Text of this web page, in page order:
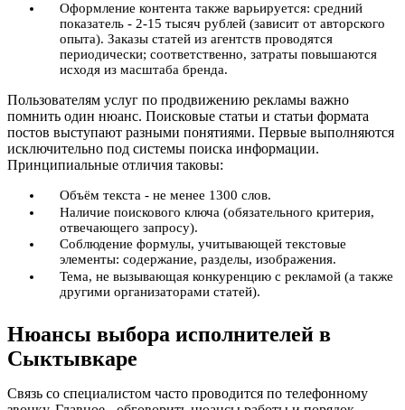
Оформление контента также варьируется: средний
показатель - 2-15 тысяч рублей (зависит от авторского
опыта). Заказы статей из агентств проводятся
периодически; соответственно, затраты повышаются
исходя из масштаба бренда.
Пользователям услуг по продвижению рекламы важно
помнить один нюанс. Поисковые статьи и статьи формата
постов выступают разными понятиями. Первые выполняются
исключительно под системы поиска информации.
Принципиальные отличия таковы:
Объём текста - не менее 1300 слов.
Наличие поискового ключа (обязательного критерия,
отвечающего запросу).
Соблюдение формулы, учитывающей текстовые
элементы: содержание, разделы, изображения.
Тема, не вызывающая конкуренцию с рекламой (а также
другими организаторами статей).
Нюансы выбора исполнителей в
Сыктывкаре
Связь со специалистом часто проводится по телефонному